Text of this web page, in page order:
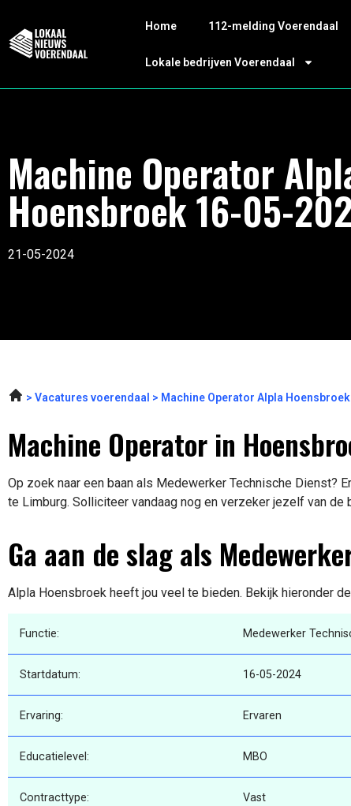
Home 112-melding Voerendaal
Lokale bedrijven Voerendaal
Machine Operator
Hoensbroek 16-05-
21-05-2024
Vacatures voerendaal Machine Operator Alpla
Machine Operator in
Op zoek naar een baan als Medewerker Technische Dienst?
te Limburg. Solliciteer vandaag nog en verzeker jezelf van de
Ga aan de slag als
Alpla Hoensbroek heeft jou veel te bieden. Bekijk hieronder
Functie: Medewerker
Startdatum: 16-05-2024
Ervaring: Ervaren
Educatielevel: MBO
Contracttype: Vast